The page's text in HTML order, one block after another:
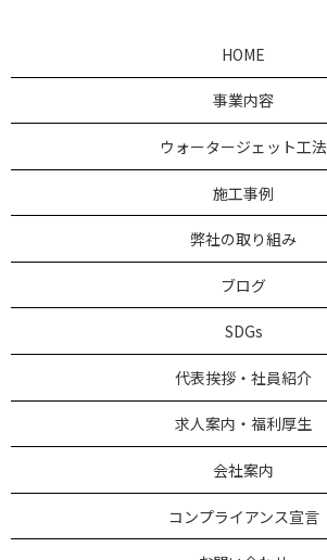
HOME
事業内容
ウォータージェット工法
施工事例
弊社の取り組み
ブログ
SDGs
代表挨拶・社員紹介
求人案内・福利厚生
会社案内
コンプライアンス宣言